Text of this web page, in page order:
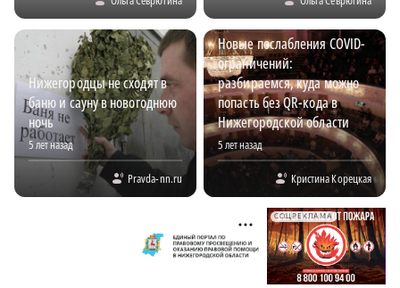
Нижегородцы не сходят в
баню и сауну в новогоднюю
ночь
5 лет назад
Pravda-nn.ru
Новые послабления COVID-
ограничений:
разбираемся, куда можно
попасть без QR-кода в
Нижегородской области
5 лет назад
Кристина Корецкая
СОЦРЕКЛАМА